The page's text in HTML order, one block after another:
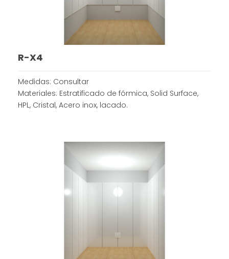
R-X4
Medidas: Consultar
Materiales: Estratificado de fórmica, Solid Surface,
HPL, Cristal, Acero inox, lacado.